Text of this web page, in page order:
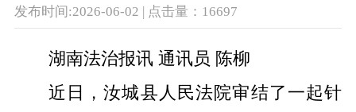
发布时间:2026-06-02 | 点击量：16697
湖南法治报讯 通讯员 陈柳
近日，汝城县人民法院审结了一起针